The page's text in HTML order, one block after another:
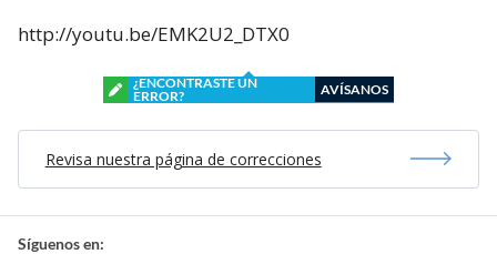
http://youtu.be/EMK2U2_DTX0
¿ENCONTRASTE UN
ERROR?
AVÍSANOS
Revisa nuestra página de correcciones
Síguenos en: